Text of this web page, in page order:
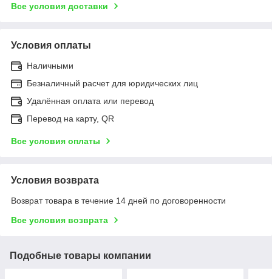
Все условия доставки
Условия оплаты
Наличными
Безналичный расчет для юридических лиц
Удалённая оплата или перевод
Перевод на карту, QR
Все условия оплаты
Условия возврата
Возврат товара в течение 14 дней по договоренности
Все условия возврата
Подобные товары компании